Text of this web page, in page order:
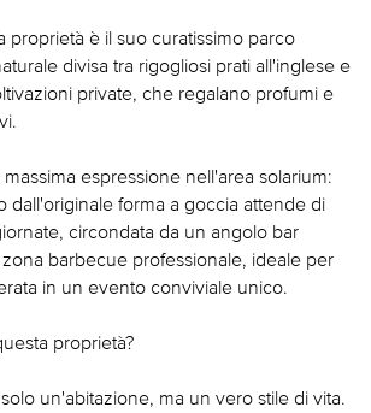
proprietà è il suo curatissimo parco
divisa tra rigogliosi prati all'inglese e
private, che regalano profumi e
espressione nell'area solarium:
dall'originale forma a goccia attende di
circondata da un angolo bar
barbecue professionale, ideale per
in un evento conviviale unico.
proprietà?
un'abitazione, ma un vero stile di vita.